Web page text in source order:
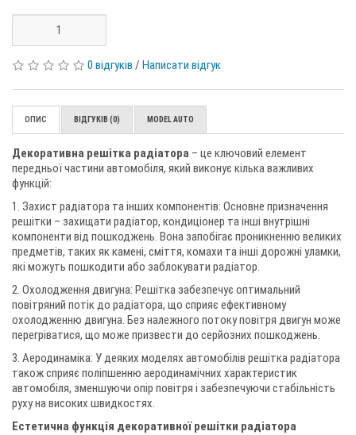
0 відгуків / Написати відгук
ОПИС ВІДГУКІВ (0) MODEL AUTO
Декоративна решітка радіатора – це ключовий елемент
передньої частини автомобіля, який виконує кілька важливих
функцій:
1. Захист радіатора та інших компонентів: Основне призначення
решітки – захищати радіатор, кондиціонер та інші внутрішні
компоненти від пошкоджень. Вона запобігає проникненню великих
предметів, таких як камені, сміття, комахи та інші дорожні уламки,
які можуть пошкодити або заблокувати радіатор.
2. Охолодження двигуна: Решітка забезпечує оптимальний
повітряний потік до радіатора, що сприяє ефективному
охолодженню двигуна. Без належного потоку повітря двигун може
перегріватися, що може призвести до серйозних пошкоджень.
3. Аеродинаміка: У деяких моделях автомобілів решітка радіатора
також сприяє поліпшенню аеродинамічних характеристик
автомобіля, зменшуючи опір повітря і забезпечуючи стабільність
руху на високих швидкостях.
Естетична функція декоративної решітки радіатора